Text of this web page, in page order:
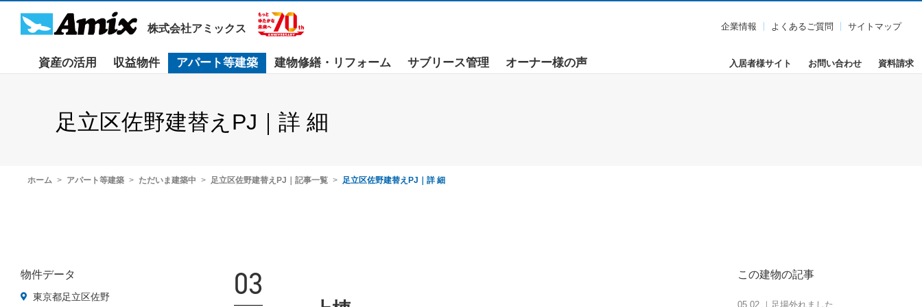
株式会社アミックス 企業情報 よくあるご質問 サイトマップ
資産の活用 収益物件 アパート等建築 建物修繕・リフォーム サブリース管理 オーナー様の声 入居者様サイト お問い合わせ 資料請求
足立区佐野建替えPJ｜詳 細
ホーム アパート等建築 ただいま建築中 足立区佐野建替えPJ｜記事一覧 足立区佐野建替えPJ｜詳 細
物件データ
東京都足立区佐野 03 この建物の記事
05.02 ｜足場外れました